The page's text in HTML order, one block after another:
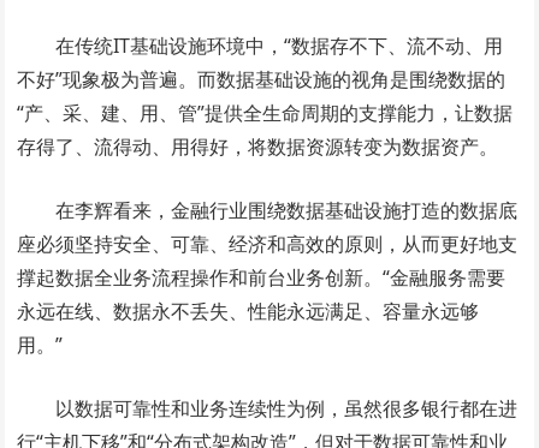
在传统IT基础设施环境中，“数据存不下、流不动、用
不好”现象极为普遍。而数据基础设施的视角是围绕数据的
“产、采、建、用、管”提供全生命周期的支撑能力，让数据
存得了、流得动、用得好，将数据资源转变为数据资产。
在李辉看来，金融行业围绕数据基础设施打造的数据底
座必须坚持安全、可靠、经济和高效的原则，从而更好地支
撑起数据全业务流程操作和前台业务创新。“金融服务需要
永远在线、数据永不丢失、性能永远满足、容量永远够
用。”
以数据可靠性和业务连续性为例，虽然很多银行都在进
行“主机下移”和“分布式架构改造”，但对于数据可靠性和业